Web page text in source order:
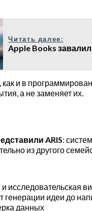
Читать далее:
Apple Books
и в
а не заменяет их.
ARIS:
из другого
исследовательская
идеи до
данных